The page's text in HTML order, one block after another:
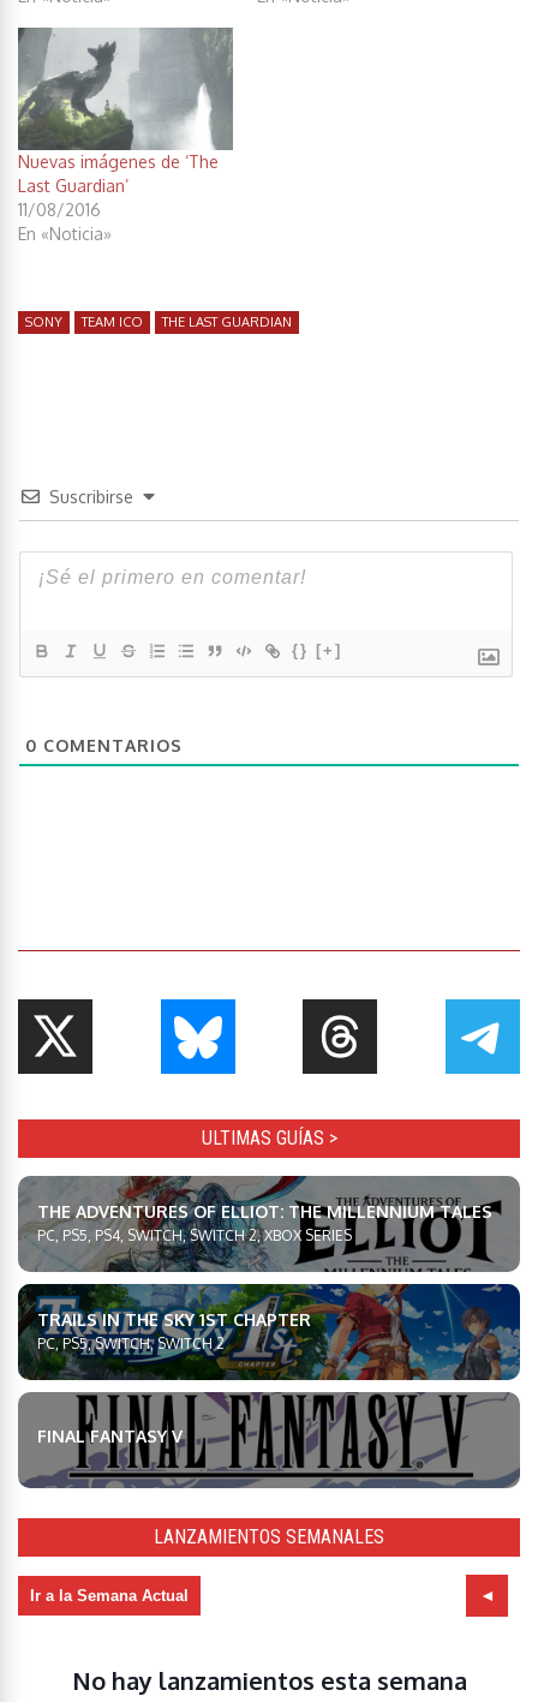
Nuevas imágenes de ‘The
Last Guardian’
11/08/2016
En «Noticia»
SONY TEAM ICO THE LAST GUARDIAN
Suscribirse
{} [+]
0 COMENTARIOS
ULTIMAS GUÍAS >
THE ADVENTURES OF ELLIOT: THE MILLENNIUM TALES
PC, PS5, PS4, SWITCH, SWITCH 2, XBOX SERIES
TRAILS IN THE SKY 1ST CHAPTER
PC, PS5, SWITCH, SWITCH 2
FINAL FANTASY V
LANZAMIENTOS SEMANALES
Ir a la Semana Actual
No hay lanzamientos esta semana